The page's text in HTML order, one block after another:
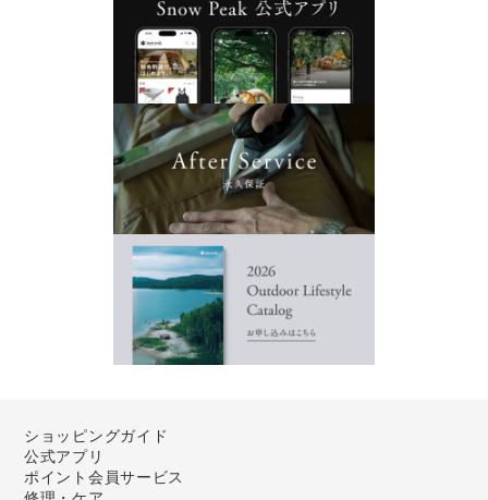
ショッピングガイド
公式アプリ
ポイント会員サービス